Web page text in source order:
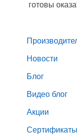
готовы
Новости
Блог
Видео блог
Акции
Сертификаты